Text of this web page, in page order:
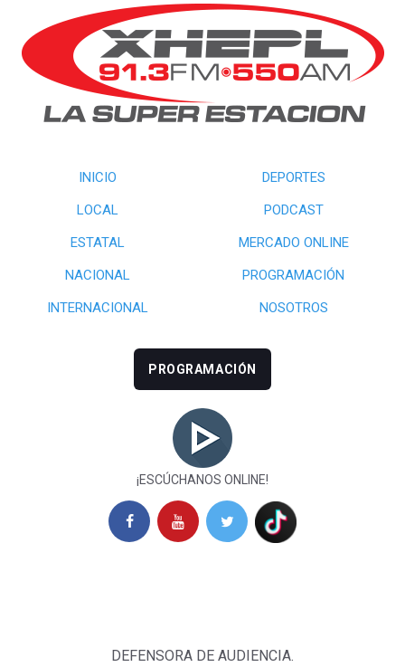
INICIO
DEPORTES
LOCAL
PODCAST
ESTATAL
MERCADO ONLINE
NACIONAL
PROGRAMACIÓN
INTERNACIONAL
NOSOTROS
PROGRAMACIÓN
¡ESCÚCHANOS ONLINE!
DEFENSORA DE AUDIENCIA.